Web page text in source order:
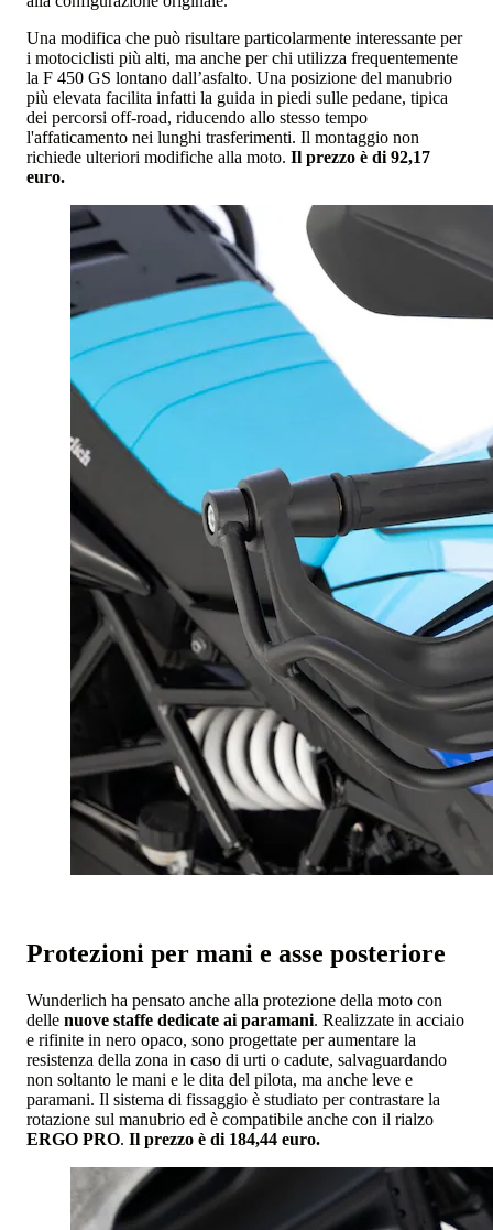
Una modifica che può risultare particolarmente interessante per
i motociclisti più alti, ma anche per chi utilizza frequentemente
la F 450 GS lontano dall’asfalto. Una posizione del manubrio
più elevata facilita infatti la guida in piedi sulle pedane, tipica
dei percorsi off-road, riducendo allo stesso tempo
l'affaticamento nei lunghi trasferimenti. Il montaggio non
richiede ulteriori modifiche alla moto. Il prezzo è di 92,17
euro.
Protezioni per mani e asse posteriore
Wunderlich ha pensato anche alla protezione della moto con
delle nuove staffe dedicate ai paramani. Realizzate in acciaio
e rifinite in nero opaco, sono progettate per aumentare la
resistenza della zona in caso di urti o cadute, salvaguardando
non soltanto le mani e le dita del pilota, ma anche leve e
paramani. Il sistema di fissaggio è studiato per contrastare la
rotazione sul manubrio ed è compatibile anche con il rialzo
ERGO PRO. Il prezzo è di 184,44 euro.